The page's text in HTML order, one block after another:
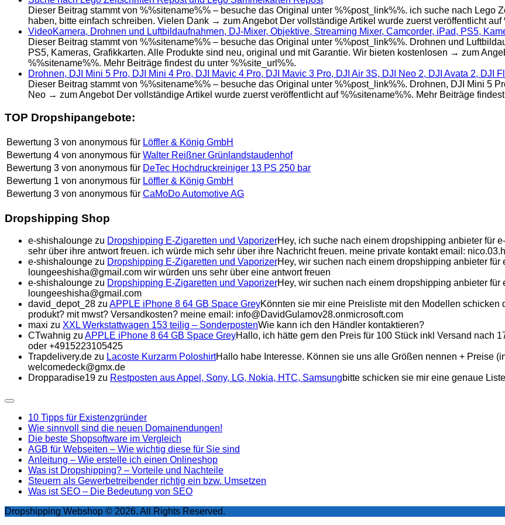
Dieser Beitrag stammt von %%sitename%% – besuche das Original unter %%post_link%%. ich suche nach Lego
haben, bitte einfach schreiben. Vielen Dank → zum Angebot Der vollständige Artikel wurde zuerst veröffentlicht
VideoKamera, Drohnen und Luftbildaufnahmen, DJ-Mixer, Objektive, Streaming Mixer, Camcorder, iPad, PS5,
Dieser Beitrag stammt von %%sitename%% – besuche das Original unter %%post_link%%. Drohnen und
PS5, Kameras, Grafikkarten. Alle Produkte sind neu, original und mit Garantie. Wir bieten kostenlosen → zum
%%sitename%%. Mehr Beiträge findest du unter %%site_url%%.
Drohnen, DJI Mini 5 Pro, DJI Mini 4 Pro, DJI Mavic 4 Pro, DJI Mavic 3 Pro, DJI Air 3S, DJI Neo 2, DJI Avata 2, DJI
Dieser Beitrag stammt von %%sitename%% – besuche das Original unter %%post_link%%. Drohnen, DJI Mini 5
Neo → zum Angebot Der vollständige Artikel wurde zuerst veröffentlicht auf %%sitename%%. Mehr Beiträge
TOP Dropshipangebote:
Bewertung 3 von anonymous für Löffler & König GmbH
Bewertung 4 von anonymous für Walter Reißner Grünlandstaudenhof
Bewertung 3 von anonymous für DeTec Hochdruckreiniger 13 PS 250 bar
Bewertung 1 von anonymous für Löffler & König GmbH
Bewertung 3 von anonymous für CaMoDo Automotive AG
Dropshipping Shop
e-shishalounge zu Dropshipping E-Zigaretten und VaporizerHey, ich suche nach einem dropshipping anbieter für
sehr über ihre antwort freuen. ich würde mich sehr über ihre Nachricht freuen. meine private kontakt email:
e-shishalounge zu Dropshipping E-Zigaretten und VaporizerHey, wir suchen nach einem dropshipping anbieter
loungeeshisha@gmail.com wir würden uns sehr über eine antwort freuen
e-shishalounge zu Dropshipping E-Zigaretten und VaporizerHey, wir suchen nach einem dropshipping anbieter
loungeeshisha@gmail.com
david_depot_28 zu APPLE iPhone 8 64 GB Space GreyKönnten sie mir eine Preisliste mit den Modellen
produkt? mit mwst? Versandkosten? meine email: info@DavidGulamov28.onmicrosoft.com
maxi zu XXL Werkstattwagen 153 teilig – SonderpostenWie kann ich den Händler kontaktieren?
CTwahnig zu APPLE iPhone 8 64 GB Space GreyHallo, ich hätte gern den Preis für 100 Stück inkl Versand nach
oder +4915223105425
Trapdelivery.de zu Lacoste Kurzarm PoloshirtHallo habe Interesse. Können sie uns alle Größen nennen + Preise
welcomedeck@gmx.de
Dropparadise19 zu Restposten aus Appel, Sony, LG, Nokia, HTC, Samsungbitte schicken sie mir eine genaue
Expand
10 Tipps für Existenzgründer
Wie sinnvoll sind die neuen Domainendungen!
Die beste Shopsoftware im Vergleich
AGB für Webseiten – Wie wichtig diese für Sie sind
Anleitung – Wie erstelle ich einen Onlineshop
Was ist Dropshipping? – Vorteile und Nachteile
Steuern als Gewerbetreibender richtig ein bzw. Umsetzen
Was ist SEO – Die Bedeutung von SEO
Dropshipping Webshop © 2026. All Rights Reserved.